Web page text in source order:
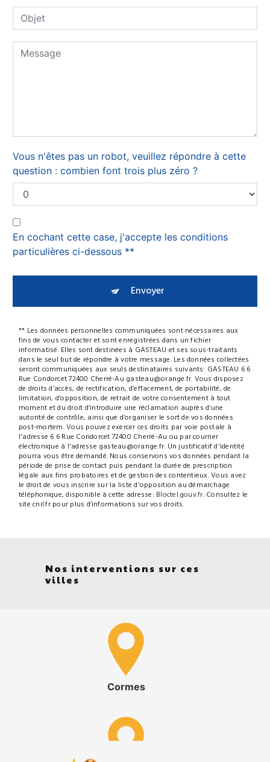
Vous n'êtes pas un robot, veuillez répondre à cette
question : combien font trois plus zéro ?
En cochant cette case, j'accepte les conditions
particulières ci-dessous **
Envoyer
** Les données personnelles communiquées sont nécessaires aux
fins de vous contacter et sont enregistrées dans un fichier
informatisé. Elles sont destinées à GASTEAU et ses sous-traitants
dans le seul but de répondre à votre message. Les données collectées
seront communiquées aux seuls destinataires suivants: GASTEAU 6 6
Rue Condorcet 72400 Cherré-Au gasteau@orange.fr. Vous disposez
de droits d’accès, de rectification, d’effacement, de portabilité, de
limitation, d’opposition, de retrait de votre consentement à tout
moment et du droit d’introduire une réclamation auprès d’une
autorité de contrôle, ainsi que d’organiser le sort de vos données
post-mortem. Vous pouvez exercer ces droits par voie postale à
l'adresse 6 6 Rue Condorcet 72400 Cherré-Au ou par courrier
électronique à l'adresse gasteau@orange.fr. Un justificatif d'identité
pourra vous être demandé. Nous conservons vos données pendant la
période de prise de contact puis pendant la durée de prescription
légale aux fins probatoires et de gestion des contentieux. Vous avez
le droit de vous inscrire sur la liste d'opposition au démarchage
téléphonique, disponible à cette adresse: Bloctel.gouv.fr. Consultez le
site cnil.fr pour plus d’informations sur vos droits.
Nos interventions sur ces
villes
Cormes